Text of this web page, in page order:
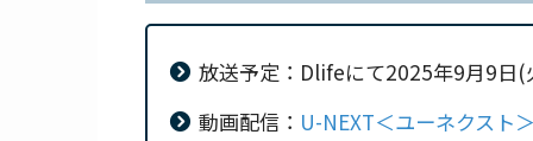
放送予定：Dlifeにて2025年9月9日
動画配信： U-NEXT＜ユーネクスト